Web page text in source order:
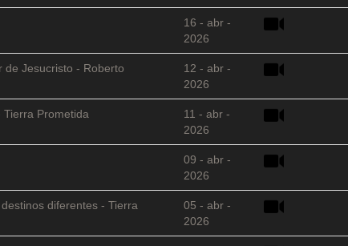
16 - abr -
2026
de Jesucristo - Roberto
12 - abr -
2026
Tierra Prometida
11 - abr -
2026
09 - abr -
2026
diferentes - Tierra
05 - abr -
2026